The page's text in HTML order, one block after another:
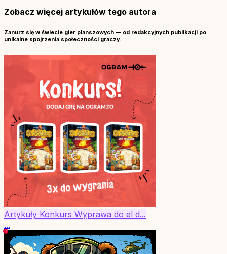
Zobacz więcej artykułów tego autora
Zanurz się w świecie gier planszowych — od redakcyjnych publikacji po
unikalne spojrzenia społeczności graczy.
Artykuły Konkurs Wyprawa do el d...
...